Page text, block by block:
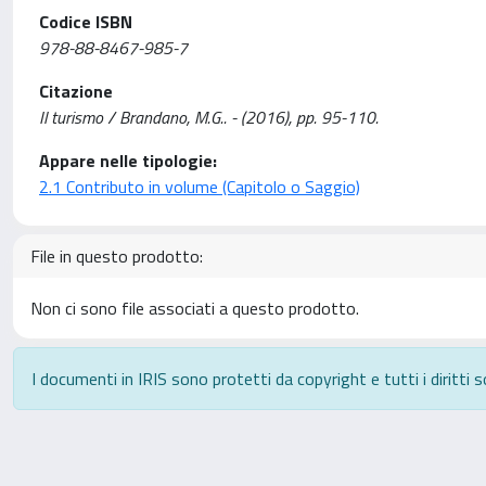
Codice ISBN
978-88-8467-985-7
Citazione
Il turismo / Brandano, M.G.. - (2016), pp. 95-110.
Appare nelle tipologie:
2.1 Contributo in volume (Capitolo o Saggio)
File in questo prodotto:
Non ci sono file associati a questo prodotto.
I documenti in IRIS sono protetti da copyright e tutti i diritti